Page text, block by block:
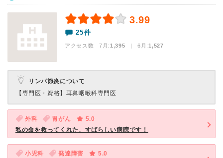
3.99
25件
アクセス数 7月:1,395 | 6月:1,527
リンパ節炎について
【専門医・資格】 耳鼻咽喉科専門医
外科 胃がん
5.0
私の命を救ってくれた、すばらしい病院です！
小児科 発達障害
5.0